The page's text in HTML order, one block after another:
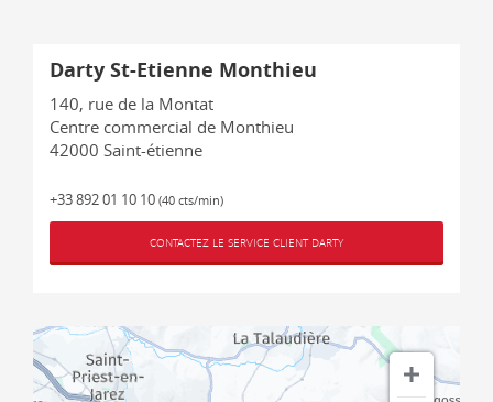
Darty St-Etienne Monthieu
140, rue de la Montat
Centre commercial de Monthieu
42000 Saint-étienne
+33 892 01 10 10 (40 cts/min)
CONTACTEZ LE SERVICE CLIENT DARTY